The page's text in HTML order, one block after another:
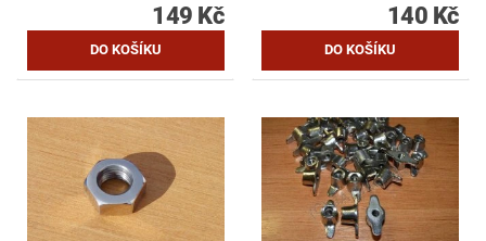
149 Kč 140 Kč